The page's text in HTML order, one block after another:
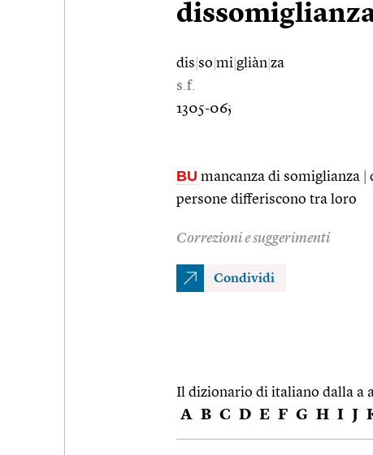
dis so mi gliàn za
s.f.
1305-06;
BU mancanza di somiglianza
persone differiscono tra loro
Correzioni e suggerimenti
Condividi
Il dizionario di italiano dalla a
A B C D E F G H I J